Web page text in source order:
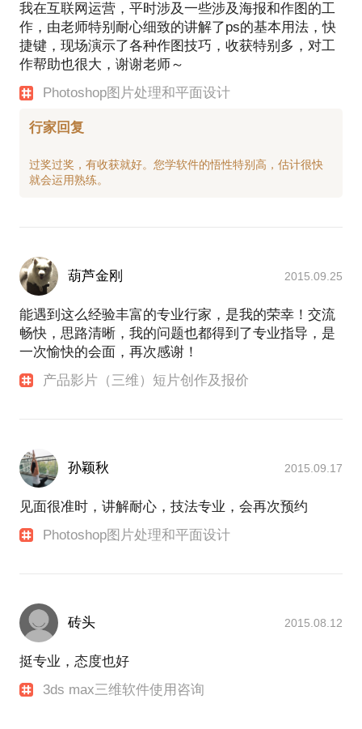
我在互联网运营，平时涉及一些涉及海报和作图的工
作，由老师特别耐心细致的讲解了ps的基本用法，快
捷键，现场演示了各种作图技巧，收获特别多，对工
作帮助也很大，谢谢老师～
Photoshop图片处理和平面设计
行家回复
过奖过奖，有收获就好。您学软件的悟性特别高，估计很快
葫芦金刚 2015.09.25
能遇到这么经验丰富的专业行家，是我的荣幸！交流
畅快，思路清晰，我的问题也都得到了专业指导，是
一次愉快的会面，再次感谢！
产品影片（三维）短片创作及报价
孙颖秋 2015.09.17
见面很准时，讲解耐心，技法专业，会再次预约
Photoshop图片处理和平面设计
砖头 2015.08.12
挺专业，态度也好
3ds max三维软件使用咨询